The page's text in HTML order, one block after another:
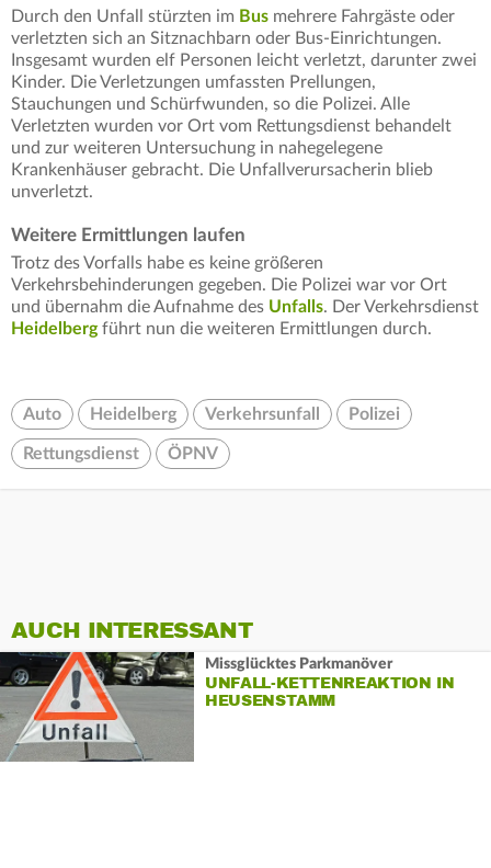
Durch den Unfall stürzten im Bus mehrere Fahrgäste oder
verletzten sich an Sitznachbarn oder Bus-Einrichtungen.
Insgesamt wurden elf Personen leicht verletzt, darunter zwei
Kinder. Die Verletzungen umfassten Prellungen,
Stauchungen und Schürfwunden, so die Polizei. Alle
Verletzten wurden vor Ort vom Rettungsdienst behandelt
und zur weiteren Untersuchung in nahegelegene
Krankenhäuser gebracht. Die Unfallverursacherin blieb
unverletzt.
Weitere Ermittlungen laufen
Trotz des Vorfalls habe es keine größeren
Verkehrsbehinderungen gegeben. Die Polizei war vor Ort
und übernahm die Aufnahme des Unfalls. Der Verkehrsdienst
Heidelbergführt nun die weiteren Ermittlungen durch.
Auto Heidelberg Verkehrsunfall Polizei
Rettungsdienst ÖPNV
AUCH INTERESSANT
Missglücktes Parkmanöver
UNFALL-KETTENREAKTION IN
HEUSENSTAMM